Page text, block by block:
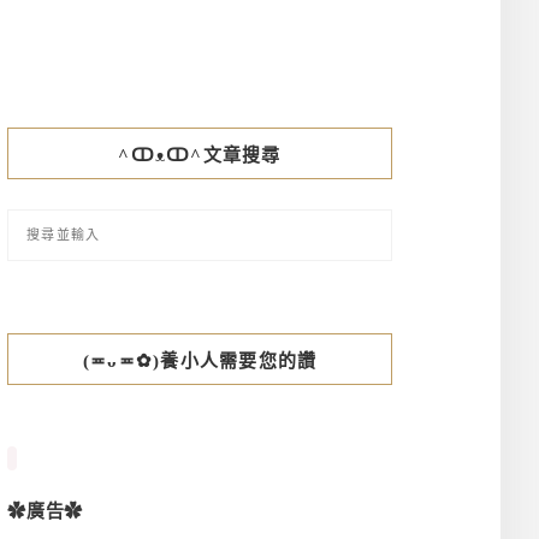
^ↀᴥↀ^文章搜尋
(≖ᴗ≖✿)養小人需要您的讚
✿廣告✿